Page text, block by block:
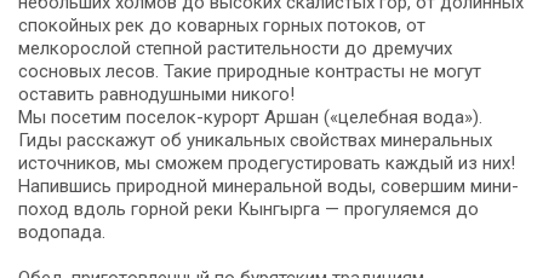
спокойных рек до коварных горных потоков, от
мелкорослой степной растительности до дремучих
сосновых лесов. Такие природные контрасты не могут
оставить равнодушными никого!
Мы посетим поселок-курорт Аршан («целебная вода»).
Гиды расскажут об уникальных свойствах минеральных
источников, мы сможем продегустировать каждый из них!
Напившись природной минеральной воды, совершим мини-
поход вдоль горной реки Кынгырга — прогуляемся до
водопада.